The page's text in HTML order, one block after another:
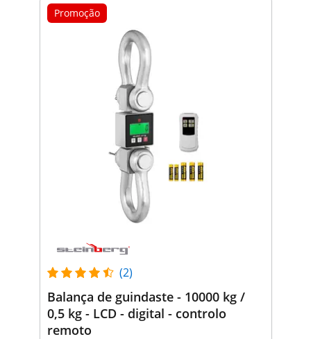
Promoção
(2)
Balança de guindaste - 10000 kg /
0,5 kg - LCD - digital - controlo
remoto